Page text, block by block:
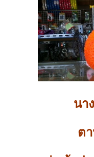
นา
ต